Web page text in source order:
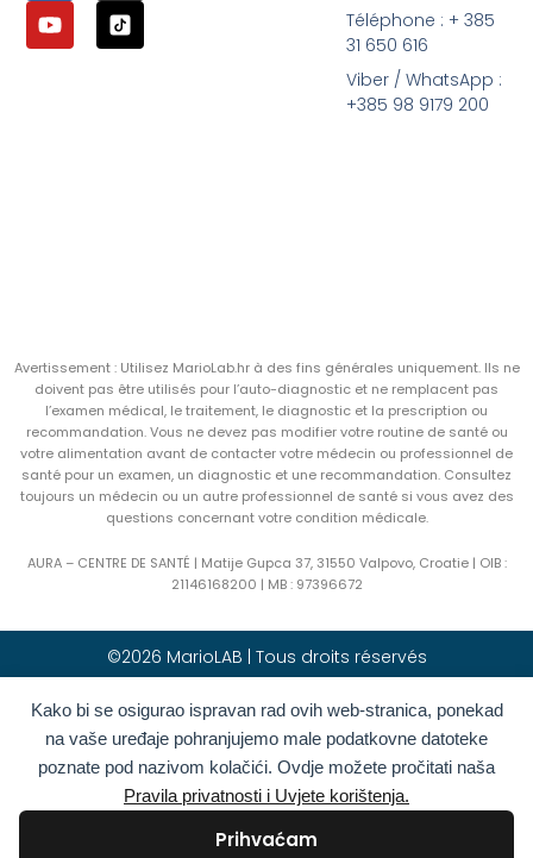
Kako bi se osigurao ispravan rad ovih web-stranica, ponekad
na vaše uređaje pohranjujemo male podatkovne datoteke
poznate pod nazivom kolačići. Ovdje možete pročitati naša
Pravila privatnosti i Uvjete korištenja.
Prihvaćam
Téléphone : + 385
31 650 616
Viber / WhatsApp :
+385 98 9179 200
Avertissement : Utilisez MarioLab.hr à des fins générales uniquement. Ils ne
doivent pas être utilisés pour l’auto-diagnostic et ne remplacent pas
l’examen médical, le traitement, le diagnostic et la prescription ou
recommandation. Vous ne devez pas modifier votre routine de santé ou
votre alimentation avant de contacter votre médecin ou professionnel de
santé pour un examen, un diagnostic et une recommandation. Consultez
toujours un médecin ou un autre professionnel de santé si vous avez des
questions concernant votre condition médicale.
AURA – CENTRE DE SANTÉ | Matije Gupca 37, 31550 Valpovo, Croatie | OIB :
21146168200 | MB : 97396672
©2026 MarioLAB | Tous droits réservés
Hrvatski( Croate) English(Anglais)
Deutsch (Allemand) Polski(Polonais)
Română (Roumain) Italiano (Italien)
Български(Bulgare)
Français
Grec moderne)